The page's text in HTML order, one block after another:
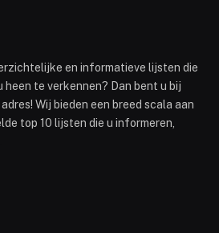
en informatieve lijsten die
heen te verkennen? Dan bent u bij
Wij bieden een breed scala aan
top 10 lijsten die u informeren,